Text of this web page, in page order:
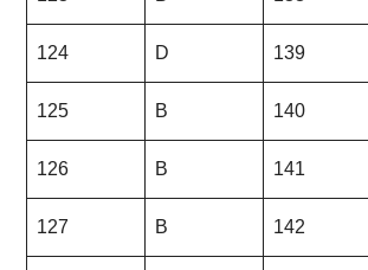
124 D 139
125 B 140
126 B 141
127 B 142